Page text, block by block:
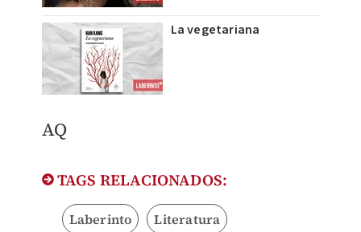
La vegetariana
AQ
TAGS RELACIONADOS:
Laberinto Literatura